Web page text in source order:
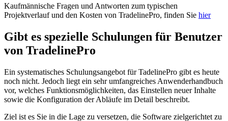
Kaufmännische Fragen und Antworten zum typischen
Projektverlauf und den Kosten von TradelinePro, finden Sie hier
Gibt es spezielle Schulungen für Benutzer
von TradelinePro
Ein systematisches Schulungsangebot für TadelinePro gibt es heute
noch nicht. Jedoch liegt ein sehr umfangreiches Anwenderhandbuch
vor, welches Funktionsmöglichkeiten, das Einstellen neuer Inhalte
sowie die Konfiguration der Abläufe im Detail beschreibt.
Ziel ist es Sie in die Lage zu versetzen, die Software zielgerichtet zu